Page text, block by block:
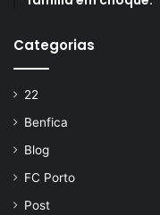
Categorias
22
Benfica
Blog
FC Porto
Post